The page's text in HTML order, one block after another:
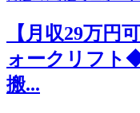
【月収29万円
ォークリフト
搬...